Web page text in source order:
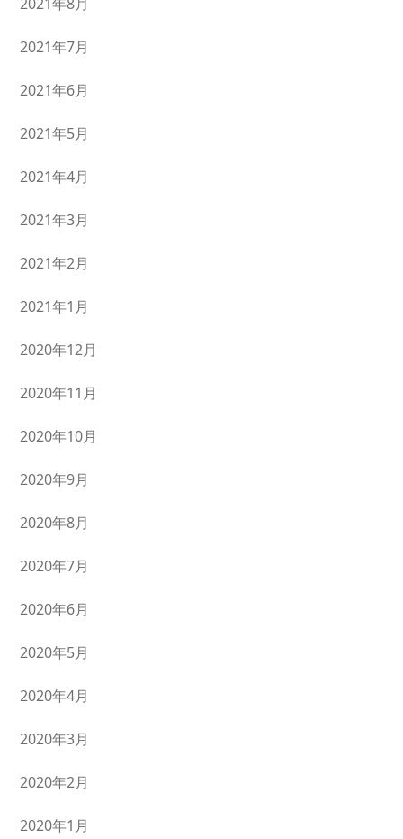
2021年7月
2021年6月
2021年5月
2021年4月
2021年3月
2021年2月
2021年1月
2020年12月
2020年11月
2020年10月
2020年9月
2020年8月
2020年7月
2020年6月
2020年5月
2020年4月
2020年3月
2020年2月
2020年1月